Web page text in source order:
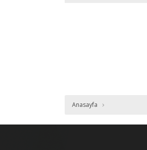
Anasayfa